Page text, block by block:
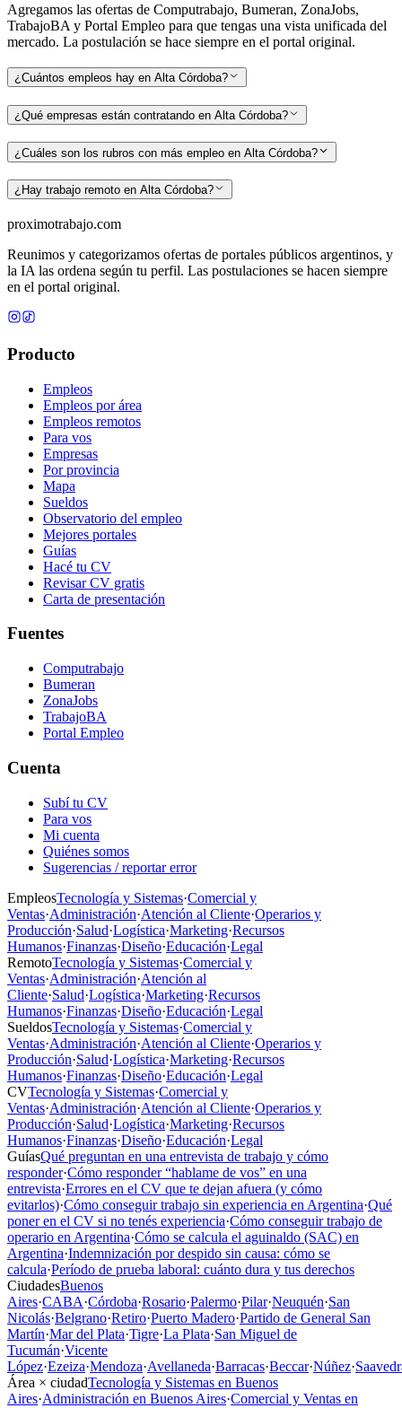
Agregamos las ofertas de Computrabajo, Bumeran, ZonaJobs,
TrabajoBA y Portal Empleo para que tengas una vista unificada del
mercado. La postulación se hace siempre en el portal original.
¿Cuántos empleos hay en Alta Córdoba?
¿Qué empresas están contratando en Alta Córdoba?
¿Cuáles son los rubros con más empleo en Alta Córdoba?
¿Hay trabajo remoto en Alta Córdoba?
proximotrabajo.com
Reunimos y categorizamos ofertas de portales públicos argentinos, y
la IA las ordena según tu perfil. Las postulaciones se hacen siempre
en el portal original.
Producto
Empleos
Empleos por área
Empleos remotos
Para vos
Empresas
Por provincia
Mapa
Sueldos
Observatorio del empleo
Mejores portales
Guías
Hacé tu CV
Revisar CV gratis
Carta de presentación
Fuentes
Computrabajo
Bumeran
ZonaJobs
TrabajoBA
Portal Empleo
Cuenta
Subí tu CV
Para vos
Mi cuenta
Quiénes somos
Sugerencias / reportar error
EmpleosTecnología y Sistemas·Comercial y
Ventas·Administración·Atención al Cliente·Operarios y
Producción·Salud·Logística·Marketing·Recursos
Humanos·Finanzas·Diseño·Educación·Legal
RemotoTecnología y Sistemas·Comercial y
Ventas·Administración·Atención al
Cliente·Salud·Logística·Marketing·Recursos
Humanos·Finanzas·Diseño·Educación·Legal
SueldosTecnología y Sistemas·Comercial y
Ventas·Administración·Atención al Cliente·Operarios y
Producción·Salud·Logística·Marketing·Recursos
Humanos·Finanzas·Diseño·Educación·Legal
CVTecnología y Sistemas·Comercial y
Ventas·Administración·Atención al Cliente·Operarios y
Producción·Salud·Logística·Marketing·Recursos
Humanos·Finanzas·Diseño·Educación·Legal
GuíasQué preguntan en una entrevista de trabajo y cómo
responder·Cómo responder “hablame de vos” en una
entrevista·Errores en el CV que te dejan afuera (y cómo
evitarlos)·Cómo conseguir trabajo sin experiencia en Argentina·Qué
poner en el CV si no tenés experiencia·Cómo conseguir trabajo de
operario en Argentina·Cómo se calcula el aguinaldo (SAC) en
Argentina·Indemnización por despido sin causa: cómo se
calcula·Período de prueba laboral: cuánto dura y tus derechos
CiudadesBuenos
Aires·CABA·Córdoba·Rosario·Palermo·Pilar·Neuquén·San
Nicolás·Belgrano·Retiro·Puerto Madero·Partido de General San
Martín·Mar del Plata·Tigre·La Plata·San Miguel de
Tucumán·Vicente
López·Ezeiza·Mendoza·Avellaneda·Barracas·Beccar·Núñez·
Área × ciudadTecnología y Sistemas en Buenos
Aires·Administración en Buenos Aires·Comercial y Ventas en